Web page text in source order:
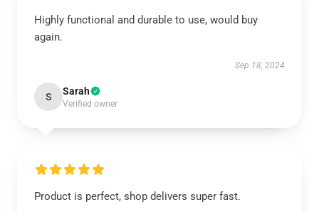
Highly functional and durable to use, would buy
again.
Sep 18, 2024
S Sarah
Verified owner
Product is perfect, shop delivers super fast.